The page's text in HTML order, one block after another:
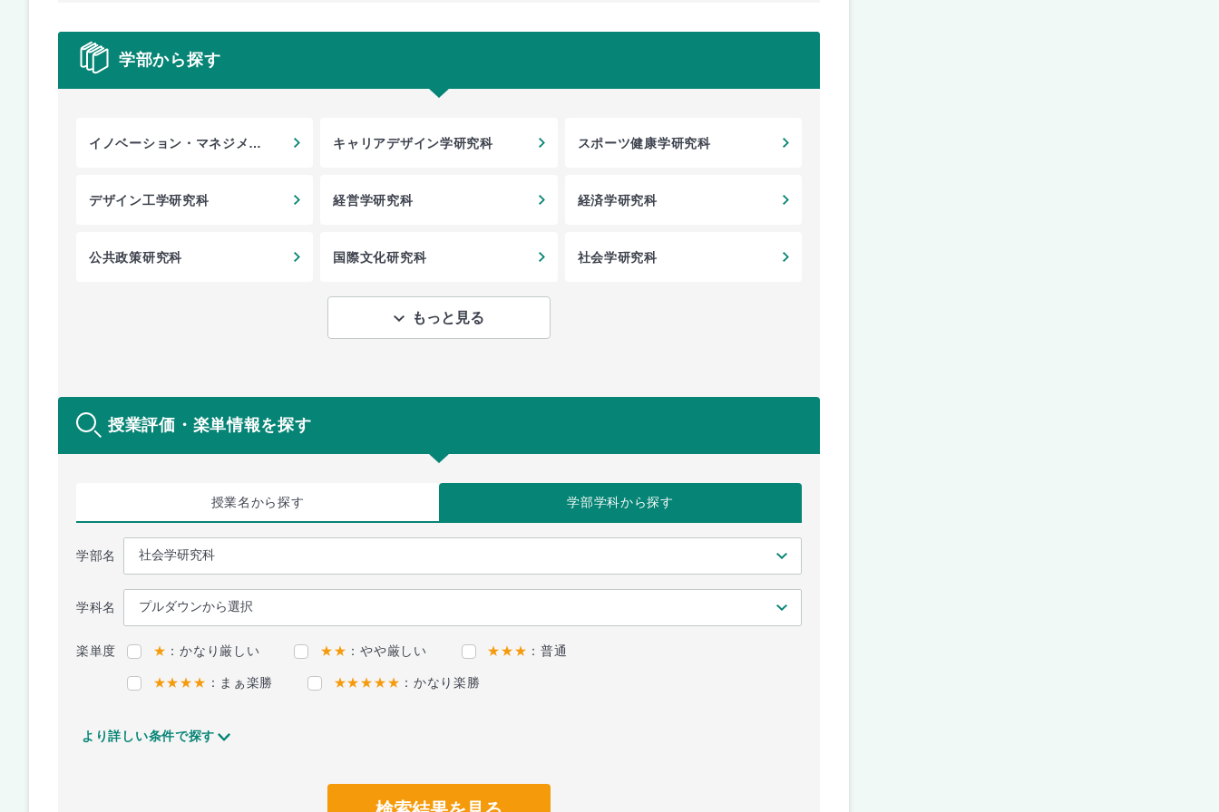
学部から探す
イノベーション・マネジメン
キャリアデザイン学研究科 スポーツ健康学研究科
デザイン工学研究科 経営学研究科 経済学研究科
公共政策研究科 国際文化研究科 社会学研究科
もっと見る
授業評価・楽単情報を探す
授業名から探す 学部学科から探す
学部名
学科名
楽単度 ★ ：かなり厳しい ★★ ：やや厳しい ★★★ ：普通
★★★★ ：まぁ楽勝 ★★★★★ ：かなり楽勝
より詳しい条件で探す